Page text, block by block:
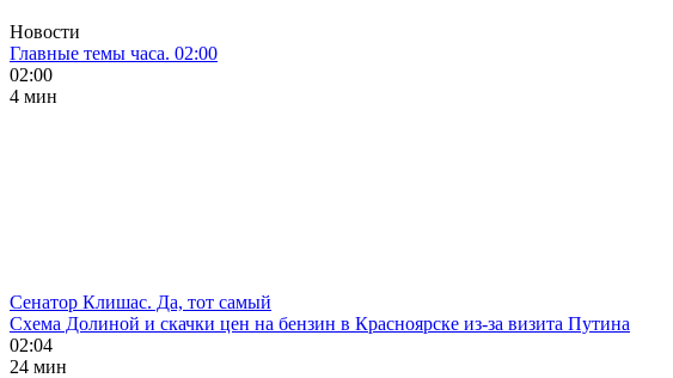
Новости
Главные темы часа. 02:00
02:00
4 мин
Сенатор Клишас. Да, тот самый
Схема Долиной и скачки цен на бензин в Красноярске из-за визита Путина
02:04
24 мин